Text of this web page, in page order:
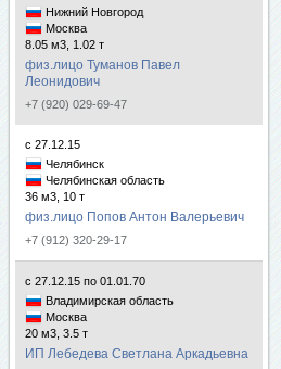
Нижний Новгород
Москва
8.05 м3, 1.02 т
физ.лицо Туманов Павел
Леонидович
+7 (920) 029-69-47
с 27.12.15
Челябинск
Челябинская область
36 м3, 10 т
физ.лицо Попов Антон Валерьевич
+7 (912) 320-29-17
с 27.12.15 по 01.01.70
Владимирская область
Москва
20 м3, 3.5 т
ИП Лебедева Светлана Аркадьевна